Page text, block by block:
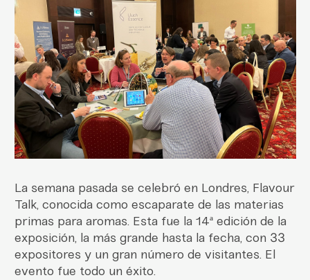
La semana pasada se celebró en Londres, Flavour
Talk, conocida como escaparate de las materias
primas para aromas. Esta fue la 14ª edición de la
exposición, la más grande hasta la fecha, con 33
expositores y un gran número de visitantes. El
evento fue todo un éxito.